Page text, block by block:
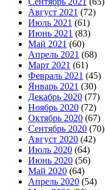
Август 2021 (72)
Июль 2021 (61)
Июнь 2021 (83)
Май 2021 (60)
Апрель 2021 (68)
Март 2021 (61)
Февраль 2021 (45)
Январь 2021 (30)
Декабрь 2020 (77)
Ноябрь 2020 (72)
Октябрь 2020 (67)
Сентябрь 2020 (70)
Август 2020 (42)
Июль 2020 (64)
Июнь 2020 (56)
Май 2020 (64)
Апрель 2020 (54)